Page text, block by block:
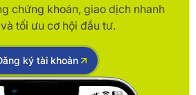
chứng khoán, giao dịch nhanh
tối ưu cơ hội đầu tư.
ký tài khoản